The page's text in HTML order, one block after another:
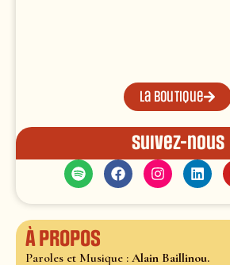
La boutique
Suivez-nous
À propos
Paroles et Musique : Alain Baillinou.